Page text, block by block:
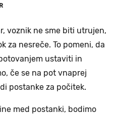
voznik ne sme biti utrujen,
za nesreče. To pomeni, da
ustaviti in
če se na pot vnaprej
postanke za počitek.
med postanki, bodimo